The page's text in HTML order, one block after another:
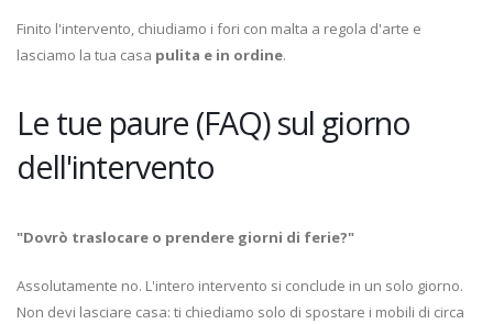
Finito l'intervento, chiudiamo i fori con malta a regola d'arte e
lasciamo la tua casa pulita e in ordine.
Le tue paure (FAQ) sul giorno
dell'intervento
"Dovrò traslocare o prendere giorni di ferie?"
Assolutamente no. L'intero intervento si conclude in un solo giorno.
Non devi lasciare casa: ti chiediamo solo di spostare i mobili di circa